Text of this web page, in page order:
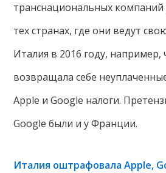
транснациональных компаний
тех странах, где они ведут
Италия в 2016 году, например,
возвращала себе
Apple и Google налоги.
Google были и у Франции.
Италия оштрафовала Apple,